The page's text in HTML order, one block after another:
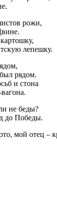
рожи,
лепешку.
рядом.
и стона
не беды?
до Победы.
мой отец –